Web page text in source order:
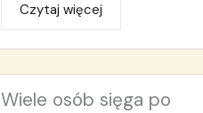
Czytaj więcej
Wiele osób sięga po